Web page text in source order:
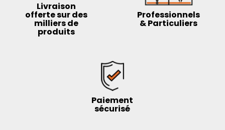
Livraison
offerte sur des
milliers de
produits
Professionnels
& Particuliers
Paiement
sécurisé